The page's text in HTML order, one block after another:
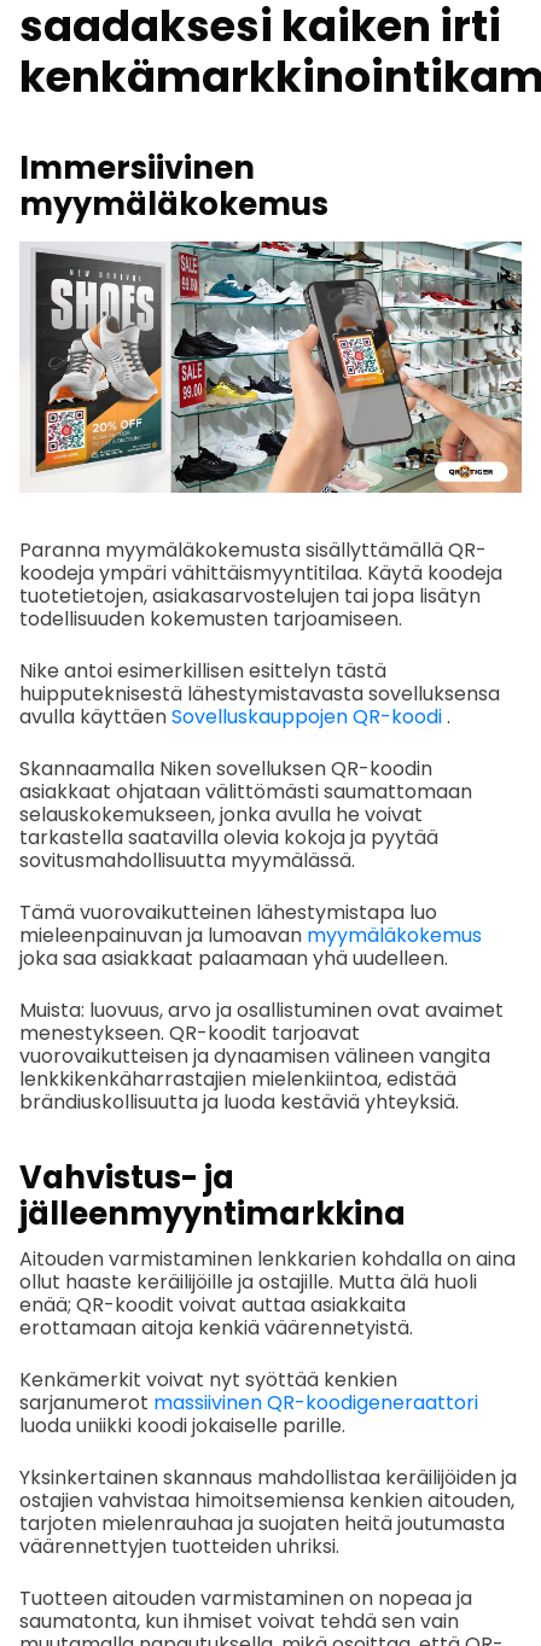
saadaksesi kaiken irti
Immersiivinen
myymäläkokemus
Paranna myymäläkokemusta sisällyttämällä QR-
koodeja ympäri vähittäismyyntitilaa. Käytä koodeja
tuotetietojen, asiakasarvostelujen tai jopa lisätyn
todellisuuden kokemusten tarjoamiseen.
Nike antoi esimerkillisen esittelyn tästä
huipputeknisestä lähestymistavasta sovelluksensa
avulla käyttäenSovelluskauppojen QR-koodi.
Skannaamalla Niken sovelluksen QR-koodin
asiakkaat ohjataan välittömästi saumattomaan
selauskokemukseen, jonka avulla he voivat
tarkastella saatavilla olevia kokoja ja pyytää
sovitusmahdollisuutta myymälässä.
Tämä vuorovaikutteinen lähestymistapa luo
mieleenpainuvan ja lumoavan myymäläkokemus
joka saa asiakkaat palaamaan yhä uudelleen.
Muista: luovuus, arvo ja osallistuminen ovat avaimet
menestykseen. QR-koodit tarjoavat
vuorovaikutteisen ja dynaamisen välineen vangita
lenkkikenkäharrastajien mielenkiintoa, edistää
brändiuskollisuutta ja luoda kestäviä yhteyksiä.
Vahvistus- ja
jälleenmyyntimarkkina
Aitouden varmistaminen lenkkarien kohdalla on aina
ollut haaste keräilijöille ja ostajille. Mutta älä huoli
enää; QR-koodit voivat auttaa asiakkaita
erottamaan aitoja kenkiä väärennetyistä.
Kenkämerkit voivat nyt syöttää kenkien
sarjanumerot massiivinen QR-koodigeneraattori
luoda uniikki koodi jokaiselle parille.
Yksinkertainen skannaus mahdollistaa keräilijöiden ja
ostajien vahvistaa himoitsemiensa kenkien aitouden,
tarjoten mielenrauhaa ja suojaten heitä joutumasta
väärennettyjen tuotteiden uhriksi.
Tuotteen aitouden varmistaminen on nopeaa ja
saumatonta, kun ihmiset voivat tehdä sen vain